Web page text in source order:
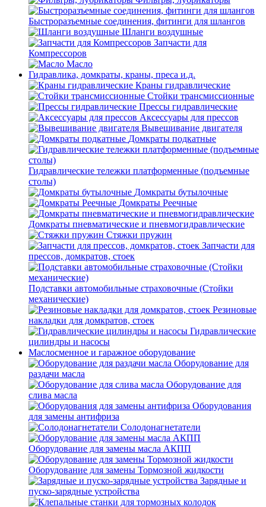
Быстроразъемные соединения, фитинги для шлангов
Шланги воздушные
Запчасти для
Компрессоров
Масло
Гидравлика, домкраты, краны, преса и.д.
Краны гидравлические
Стойки трансмиссионные
Прессы гидравлические
Аксессуары для прессов
Вывешивание двигателя
Домкраты подкатные
Гидравлические тележки платформенные (подъемные
столы)
Домкраты бутылочные
Домкраты Реечные
Домкраты пневматические и пневмогидравлические
Стяжки пружин
Запчасти для
прессов, домкратов, стоек
Подставки автомобильные страховочные (Стойки
механические)
Резиновые
накладки для домкратов, стоек
Гидравлические
цилиндры и насосы
Маслосменное и гаражное оборудование
Оборудование для
раздачи масла
Оборудование для
слива масла
Оборудования
для замены антифриза
Солодонагнетатели
Оборудование для замены масла АКПП
Оборудование для замены Тормозной жидкости
Зарядные и
пуско-зарядные устройства